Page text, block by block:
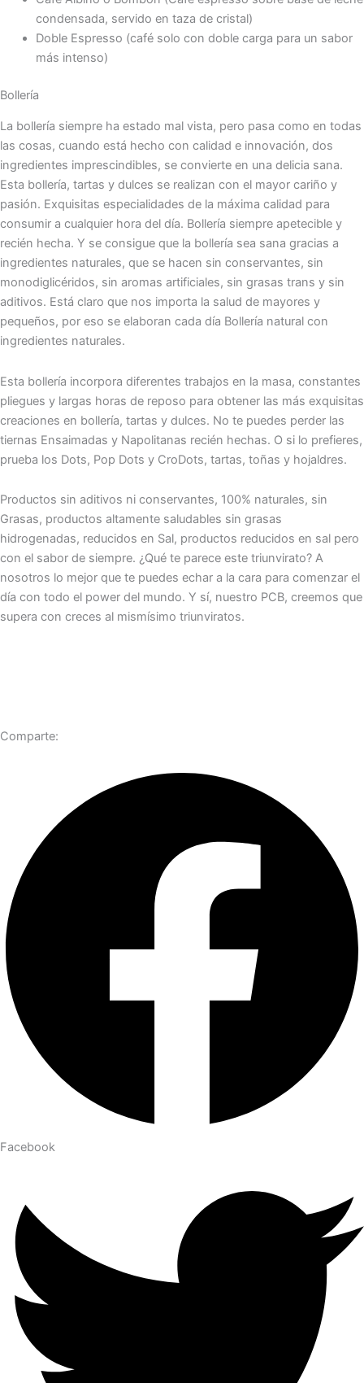
condensada, servido en taza de cristal)
Doble Espresso (café solo con doble carga para un sabor
más intenso)
Bollería
La bollería siempre ha estado mal vista, pero pasa como en todas
las cosas, cuando está hecho con calidad e innovación, dos
ingredientes imprescindibles, se convierte en una delicia sana.
Esta bollería, tartas y dulces se realizan con el mayor cariño y
pasión. Exquisitas especialidades de la máxima calidad para
consumir a cualquier hora del día. Bollería siempre apetecible y
recién hecha. Y se consigue que la bollería sea sana gracias a
ingredientes naturales, que se hacen sin conservantes, sin
monodiglicéridos, sin aromas artificiales, sin grasas trans y sin
aditivos. Está claro que nos importa la salud de mayores y
pequeños, por eso se elaboran cada día Bollería natural con
ingredientes naturales.
Esta bollería incorpora diferentes trabajos en la masa, constantes
pliegues y largas horas de reposo para obtener las más exquisitas
creaciones en bollería, tartas y dulces. No te puedes perder las
tiernas Ensaimadas y Napolitanas recién hechas. O si lo prefieres,
prueba los Dots, Pop Dots y CroDots, tartas, toñas y hojaldres.
Productos sin aditivos ni conservantes, 100% naturales, sin
Grasas, productos altamente saludables sin grasas
hidrogenadas, reducidos en Sal, productos reducidos en sal pero
con el sabor de siempre. ¿Qué te parece este triunvirato? A
nosotros lo mejor que te puedes echar a la cara para comenzar el
día con todo el power del mundo. Y sí, nuestro PCB, creemos que
supera con creces al mismísimo triunviratos.
Comparte:
Facebook